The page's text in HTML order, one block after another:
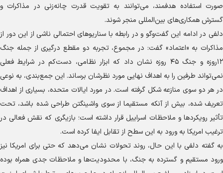
صورت استفاده هدفمند، می‌توانند به تقویت قدرت چانه‌زنی در مذاکرات و
گسترش همکاری‌های بین‌المللی منجر شوند.
دلفی در ادامه این گفت‌و‌گو و در رابطه با سناریو‌های احتمالی ناشی از این دور از
مذاکرات به «اعتماد» گفت: در مجموع، تجربه دو مقطع درگیری از جمله جنگ
۱۲روزه و جنگ ۴۵ روزه نشان داد که ابزار نظامی، دست‌کم در شرایط فعلی
نمی‌تواند طرفین را به اهداف نهایی مورد نظرشان برساند. این جمع‌بندی، به نوعی
در هر دو سوی منازعه شکل گرفته است. در مورد ایالات متحده، بسیاری از اهداف
تعریف شده، بیش از آنکه مستقیما از سوی واشینگتن طراحی شده باشد، تحت
تأثیر رویکرد‌ها و ملاحظات اسراییل قرار داشته است؛ بازیگری که نقش فعالی در
ترغیب امریکا به ورود به این سطح از تقابل ایفا کرده است.
به گفته دلفی با این حال، روند تحولات نشان می‌دهد که حتی برای امریکا نیز
ورود مستقیم و گسترده به جنگ، با محدودیت‌ها و ملاحظات جدی همراه بوده